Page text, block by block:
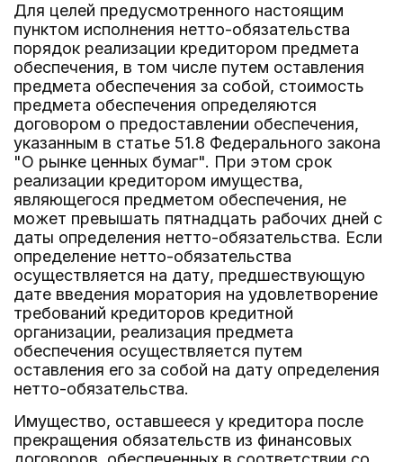
Для целей предусмотренного настоящим
пунктом исполнения нетто-обязательства
порядок реализации кредитором предмета
обеспечения, в том числе путем оставления
предмета обеспечения за собой, стоимость
предмета обеспечения определяются
договором о предоставлении обеспечения,
указанным в статье 51.8 Федерального закона
"О рынке ценных бумаг". При этом срок
реализации кредитором имущества,
являющегося предметом обеспечения, не
может превышать пятнадцать рабочих дней с
даты определения нетто-обязательства. Если
определение нетто-обязательства
осуществляется на дату, предшествующую
дате введения моратория на удовлетворение
требований кредиторов кредитной
организации, реализация предмета
обеспечения осуществляется путем
оставления его за собой на дату определения
нетто-обязательства.
Имущество, оставшееся у кредитора после
прекращения обязательств из финансовых